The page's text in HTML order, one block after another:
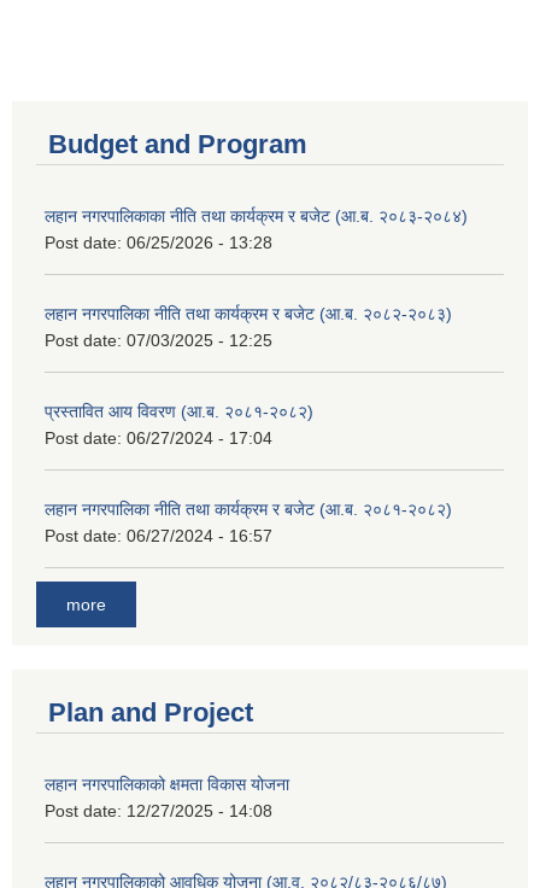
Budget and Program
लहान नगरपालिकाका नीति तथा कार्यक्रम र बजेट (आ.ब. २०८३-२०८४)
Post date: 06/25/2026 - 13:28
लहान नगरपालिका नीति तथा कार्यक्रम र बजेट (आ.ब. २०८२-२०८३)
Post date: 07/03/2025 - 12:25
प्रस्तावित आय विवरण (आ.ब. २०८१-२०८२)
Post date: 06/27/2024 - 17:04
लहान नगरपालिका नीति तथा कार्यक्रम र बजेट (आ.ब. २०८१-२०८२)
Post date: 06/27/2024 - 16:57
more
Plan and Project
लहान नगरपालिकाको क्षमता विकास योजना
Post date: 12/27/2025 - 14:08
लहान नगरपालिकाको आवधिक योजना (आ.व. २०८२/८३-२०८६/८७)